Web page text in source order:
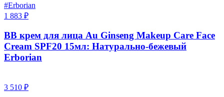
#Erborian
1 883 ₽
BB крем для лица Au Ginseng Makeup Care Face
Cream SPF20 15мл: Натурально-бежевый
Erborian
3 510 ₽